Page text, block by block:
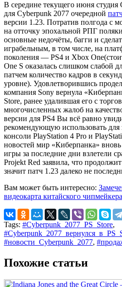
В середине текущего июня студия
для Cyberpunk 2077 очередной
версии 1.23. Потратив полгода с
на отточку эпохальной РПГ
основные недочёты, багги и
играбельным, в том числе, на
поколения — PS4 и Xbox
One S оказалась слишком слабой
патчем количество кадров в
уровне). Удовлетворившись
компания Sony вернула
Store, ранее удалившая его с
многочисленных жалоб на
версии для PS4 Вы всё равно
рекомендующую использовать для
консоли PlayStation 4 Pro и
новостей мир «Киберпанка»
игры за последние дни взлетели
Projekt Red заявила, что
значит патч 1.23 далеко не
Вам может быть интересно:
видеокарта китайского
Tags: #Cyberpunk_2077_PS_Store,
#новости_Cyberpunk_2077,
Похожие статьи